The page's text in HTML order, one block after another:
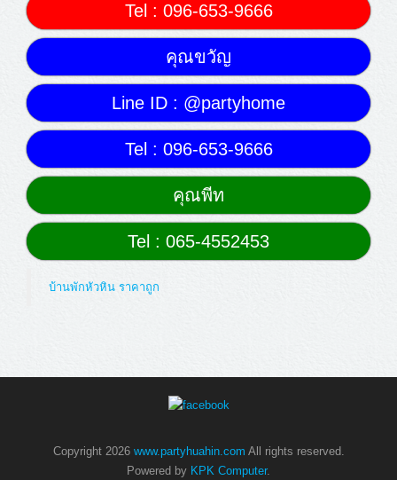
Tel : 096-653-9666
คุณขวัญ
Line ID : @partyhome
Tel : 096-653-9666
คุณพีท
Tel : 065-4552453
บ้านพักหัวหิน ราคาถูก
Copyright 2026 www.partyhuahin.com All rights reserved.
Powered by KPK Computer.